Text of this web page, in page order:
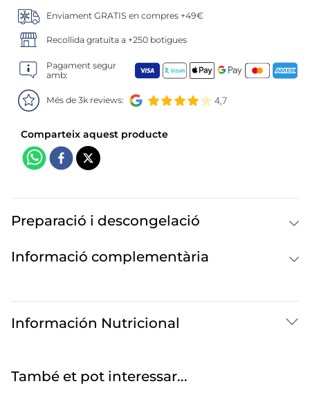
Enviament GRATIS en compres +49€
Recollida gratuïta a +250 botigues
Pagament segur
amb:
Més de 3k reviews:
Preparació i descongelació
Informació complementària
Información Nutricional
També et pot interessar...
. menus
8. calamar sirena
9. salmó premium
10. helados polos